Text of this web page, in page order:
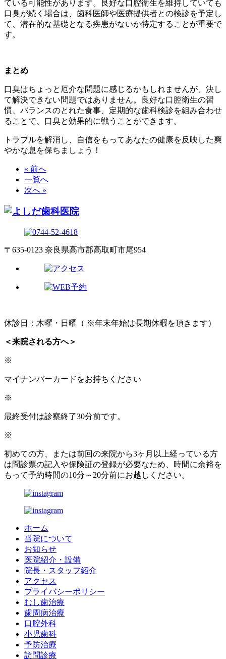
ている可能性があります。良好な口腔衛生を維持していても
口臭が続く場合は、歯科医師や医療提供者との検診を予定し
て、潜在的な基礎となる疾患がないか特定することが重要で
す。
まとめ
口臭はちょっと厄介な問題に感じるかもしれませんが、決し
て解決できない問題ではありません。良好な口腔衛生の習
慣、バランスのとれた食事、定期的な歯科検診を組み合わせ
ることで、口臭と効果的に戦うことができます。
トラブルを解消し、自信をもってあなたの健康を反映した爽
やかな息を保ちましょう！
« 前へ
一覧へ
次へ »
〒635-0123 奈良県高市郡高取町市尾954
休診日：木曜・日曜（ ※年末年始は長期休暇を頂きます）
＜来院される方へ＞
※
マイナンバーカードをお持ちください
※
最終受付は診察終了30分前です。
※
初めての方、または前回の来院から3ヶ月以上経っている方
は問診票の記入や保険証の登録が必要なため、時間に余裕を
もって予約時間の10分～20分前にお越しください。
ホーム
当院について
お知らせ
医院紹介・設備
院長・スタッフ紹介
アクセス
プライバシーポリシー
むし歯治療
歯周病治療
口腔外科
小児歯科
予防治療
訪問診療